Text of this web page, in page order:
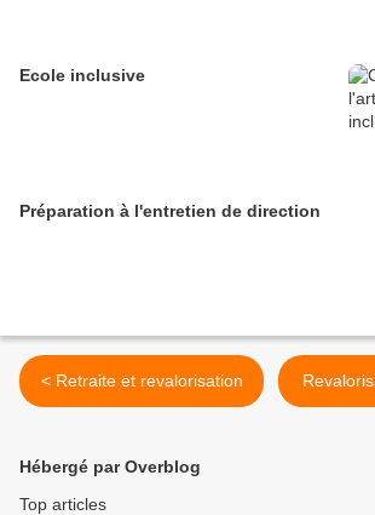
Ecole inclusive
Préparation à l'entretien de direction
< Retraite et revalorisation
Hébergé par Overblog
Top articles